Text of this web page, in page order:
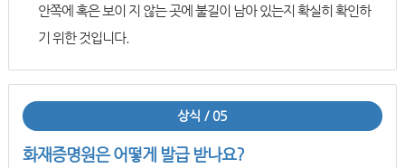
안쪽에 혹은 보이 지 않는 곳에 불길이 남아 있는지 확실히 확인하
기 위한 것입니다.
상식 / 05
화재증명원은 어떻게 발급 받나요?